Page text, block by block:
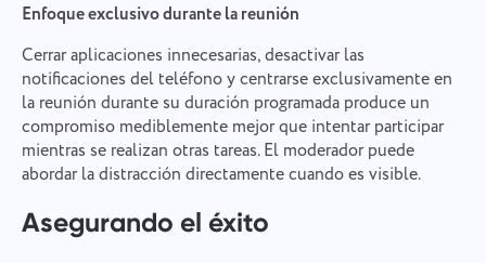
Enfoque exclusivo durante la reunión
Cerrar aplicaciones innecesarias, desactivar las
notificaciones del teléfono y centrarse exclusivamente en
la reunión durante su duración programada produce un
compromiso mediblemente mejor que intentar participar
mientras se realizan otras tareas. El moderador puede
abordar la distracción directamente cuando es visible.
Asegurando el éxito